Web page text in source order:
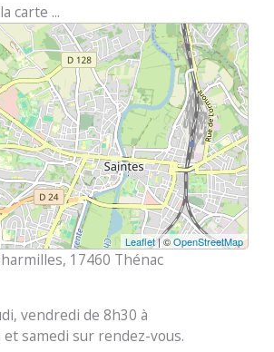
carte ...
Leaflet| ©OpenStreetMap
:
17460 Thénac
vendredi de 8h30 à
samedi sur rendez-vous.